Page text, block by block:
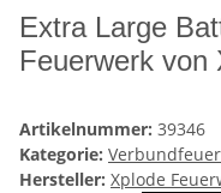
Extra Large
Feuerwerk von
Artikelnummer: 39346
Kategorie:
Hersteller: Xplode